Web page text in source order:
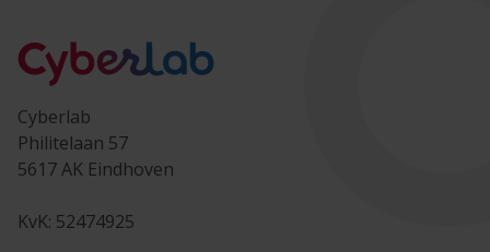
Cyberlab
Philitelaan 57
5617 AK Eindhoven
KvK: 52474925